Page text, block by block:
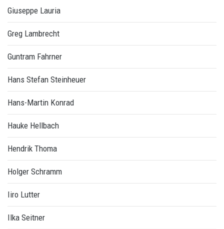
Giuseppe Lauria
Greg Lambrecht
Guntram Fahrner
Hans Stefan Steinheuer
Hans-Martin Konrad
Hauke Hellbach
Hendrik Thoma
Holger Schramm
Iiro Lutter
Ilka Seitner